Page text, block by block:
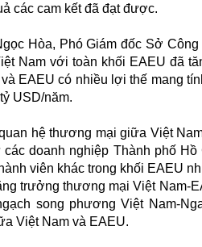
các cam kết đã đạt được.
Hòa, Phó Giám đốc Sở
Nam với toàn khối EAEU đã
và EAEU có nhiều lợi thế mang
USD/năm.
hệ thương mại giữa Việt
doanh nghiệp Thành phố
viên khác trong khối EAEU
trưởng thương mại Việt Nam-
song phương Việt Nam-
Việt Nam và EAEU.